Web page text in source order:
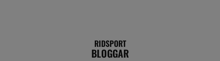
RIDSPORT
BLOGGAR